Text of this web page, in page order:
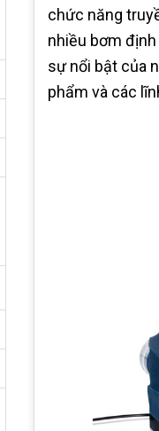
chức năng
nhiều bơm
sự nổi bật của
phẩm và các